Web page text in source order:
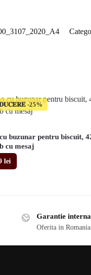
buzunar pentru biscuit,
cu mesaj
lei
Garantie
Oferita in Romania